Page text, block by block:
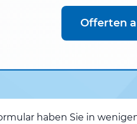
Offerten
haben Sie in